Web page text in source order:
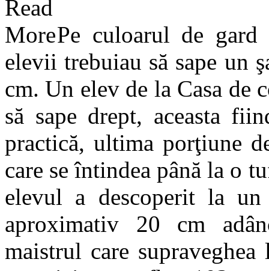
Pe culoarul de
elevii trebuiau să sape un
cm. Un elev de la Casa de
să sape drept, aceasta
practică, ultima porţiune
care se întindea până la o
elevul a descoperit la
aproximativ 20 cm
maistrul care